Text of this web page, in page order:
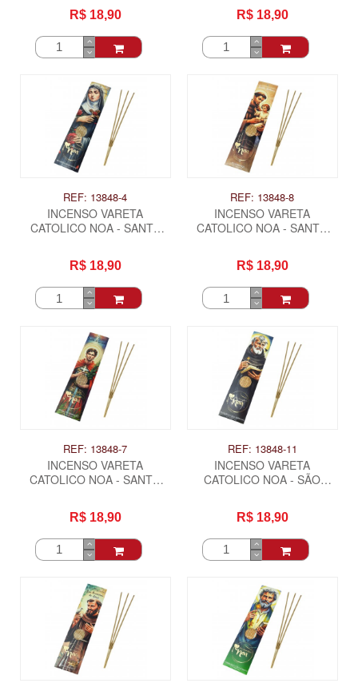
R$ 18,90 R$ 18,90
REF: 13848-4
INCENSO VARETA
CATOLICO NOA - SANTA
R$ 18,90
REF: 13848-8
INCENSO VARETA
CATOLICO NOA - SANTO
R$ 18,90
REF: 13848-7
INCENSO VARETA
CATOLICO NOA - SANTO
R$ 18,90
REF: 13848-11
INCENSO VARETA
CATOLICO NOA - SÃO
R$ 18,90